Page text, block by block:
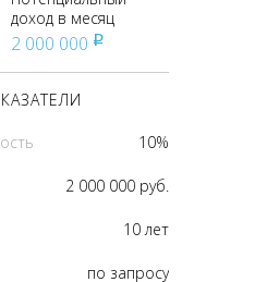
доход в месяц
2 000 000 pуб
10%
2 000 000 руб.
10 лет
по запросу